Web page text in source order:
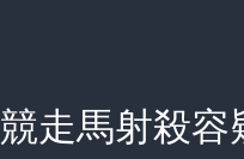
走馬射殺容